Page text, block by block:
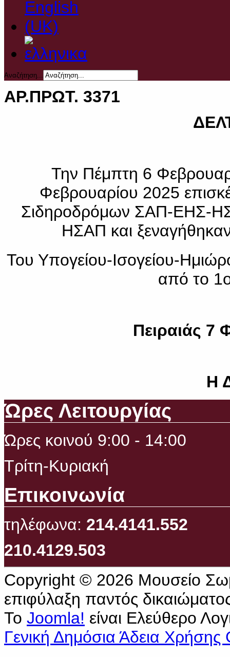
Αναζήτηση...
ΑΡ.ΠΡΩΤ. 3371
Την Πέμπτη 6
Φεβρουαρίου 2025
Σιδηροδρόμων ΣΑΠ-ΕΗΣ-
ΗΣΑΠ και
Του Υπογείου-Ισογείου-
από το
Πειραιάς 7
Η
Ώρες Λειτουργίας
Ώρες κοινού 9:00 - 14:00
Τρίτη-Κυριακή
Επικοινωνία
τηλέφωνα: 214.4141.552
210.4129.503
Copyright © 2026 Μουσείο
επιφύλαξη παντός
Το Joomla! είναι Ελεύθερο
Γενική Δημόσια Άδεια Χρήσης